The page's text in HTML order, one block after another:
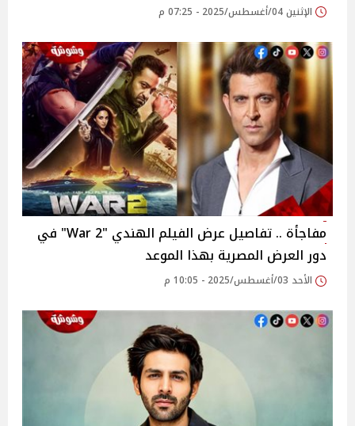
الإثنين 04/أغسطس/2025 - 07:25 م
مفاجأة .. تفاصيل عرض الفيلم الهندي "War 2" في
دور العرض المصرية بهذا الموعد
الأحد 03/أغسطس/2025 - 10:05 م